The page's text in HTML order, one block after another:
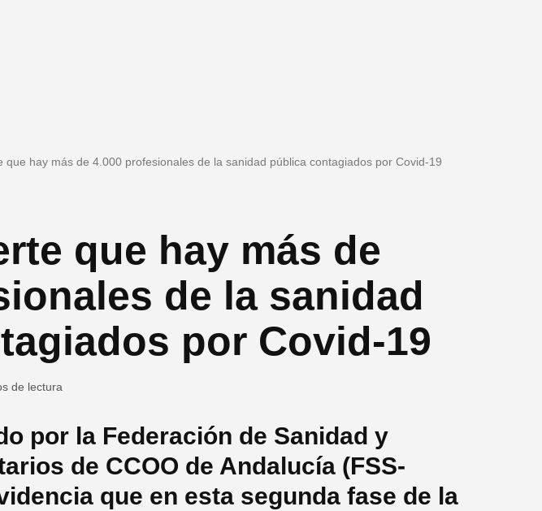
que hay más de 4.000 profesionales de la sanidad pública contagiados por Covid-19
que hay más de
de la sanidad
por Covid-19
de lectura
por la Federación de Sanidad y
de CCOO de Andalucía (FSS-
que en esta segunda fase de la